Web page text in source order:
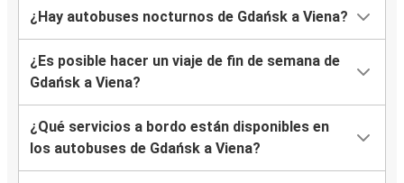
¿Hay autobuses nocturnos de Gdańsk a Viena?
¿Es posible hacer un viaje de fin de semana de
Gdańsk a Viena?
¿Qué servicios a bordo están disponibles en
los autobuses de Gdańsk a Viena?